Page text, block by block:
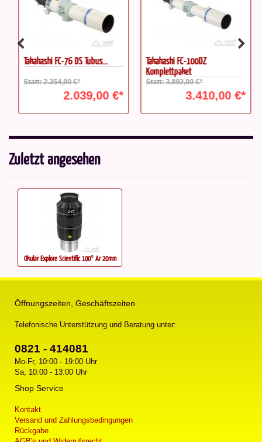
Takahashi FC-76 DS Tubus...
Statt: 2.354,00 €*
2.039,00 €*
Takahashi FC-100DZ
Komplettpaket
Statt: 3.892,00 €*
3.410,00 €*
Zuletzt angesehen
Okular Explore Scientific 100° Ar 20mm
Öffnungszeiten, Geschäftszeiten
Telefonische Unterstützung und Beratung unter:
0821 - 414081
Mo-Fr, 10:00 - 19:00 Uhr
Sa, 10:00 - 13:00 Uhr
Shop Service
Kontakt
Versand und Zahlungsbedingungen
Rückgabe